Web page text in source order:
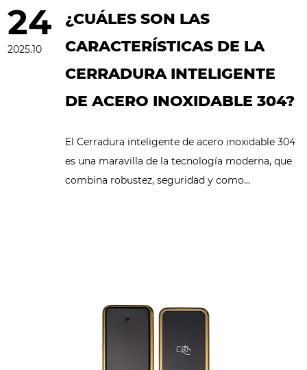
24
2025.10
¿CUÁLES SON LAS
CARACTERÍSTICAS DE LA
CERRADURA INTELIGENTE
DE ACERO INOXIDABLE 304?
El Cerradura inteligente de acero inoxidable 304
es una maravilla de la tecnología moderna, que
combina robustez, seguridad y como...